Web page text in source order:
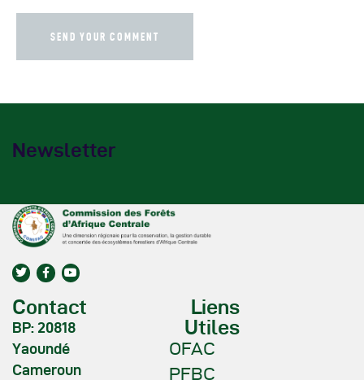
Newsletter
Contact
BP: 20818
Yaoundé
Cameroun
Liens
Utiles
OFAC
PFBC